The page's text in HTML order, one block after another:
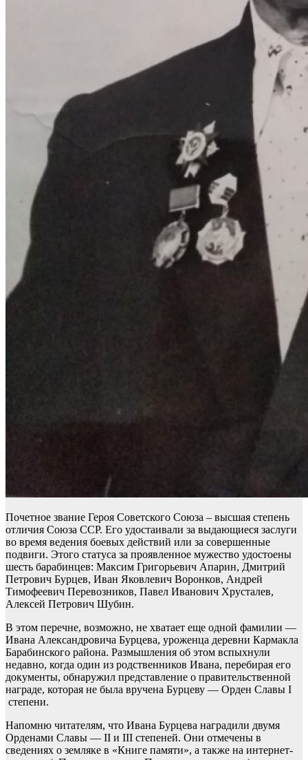
Почетное звание Героя Советского Союза – высшая степень
отличия Союза ССР. Его удостаивали за выдающиеся заслуги
во время ведения боевых действий или за совершенные
подвиги. Этого статуса за проявленное мужество удостоены
шесть барабинцев: Максим Григорьевич Апарин, Дмитрий
Петрович Бурцев, Иван Яковлевич Воронков, Андрей
Тимофеевич Перевозников, Павел Иванович Хрусталев,
Алексей Петрович Шубин.
В этом перечне, возможно, не хватает еще одной фамилии —
Ивана Александровича Бурцева, уроженца деревни Кармакла
Барабинского района. Размышления об этом вспыхнули
недавно, когда один из родственников Ивана, перебирая его
документы, обнаружил представление о правительственной
награде, которая не была вручена Бурцеву — Орден Славы I
степени.
Напомню читателям, что Ивана Бурцева наградили двумя
Орденами Славы — II и III степеней. Они отмечены в
сведениях о земляке в «Книге памяти», а также на интернет-